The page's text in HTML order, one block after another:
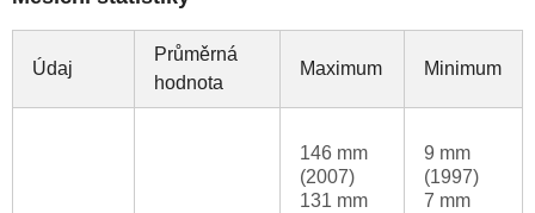
Údaj
Průměrná
hodnota
Maximum Minimum
146 mm
(2007)
131 mm
9 mm
(1997)
7 mm